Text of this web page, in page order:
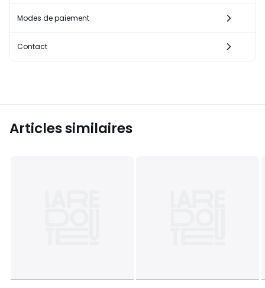
Modes de paiement
Contact
Articles similaires